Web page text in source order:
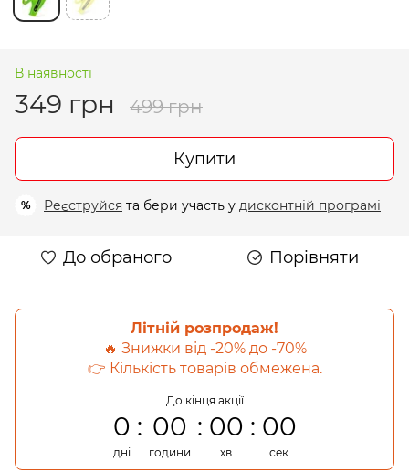
В наявності
349 грн 499 грн
Купити
% Реєструйся та бери участь у дисконтній програмі
До обраного Порівняти
Літній розпродаж!
🔥 Знижки від -20% до -70%
👉 Кількість товарів обмежена.
До кінця акції
0
дні
00
години
00
хв
00
сек